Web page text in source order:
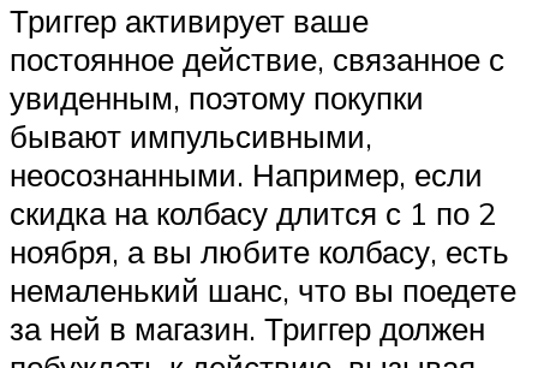
Триггер активирует ваше
постоянное действие, связанное с
увиденным, поэтому покупки
бывают импульсивными,
неосознанными. Например, если
скидка на колбасу длится с 1 по 2
ноября, а вы любите колбасу, есть
немаленький шанс, что вы поедете
за ней в магазин. Триггер должен